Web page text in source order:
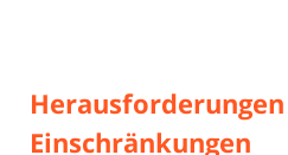
Einschränkungen